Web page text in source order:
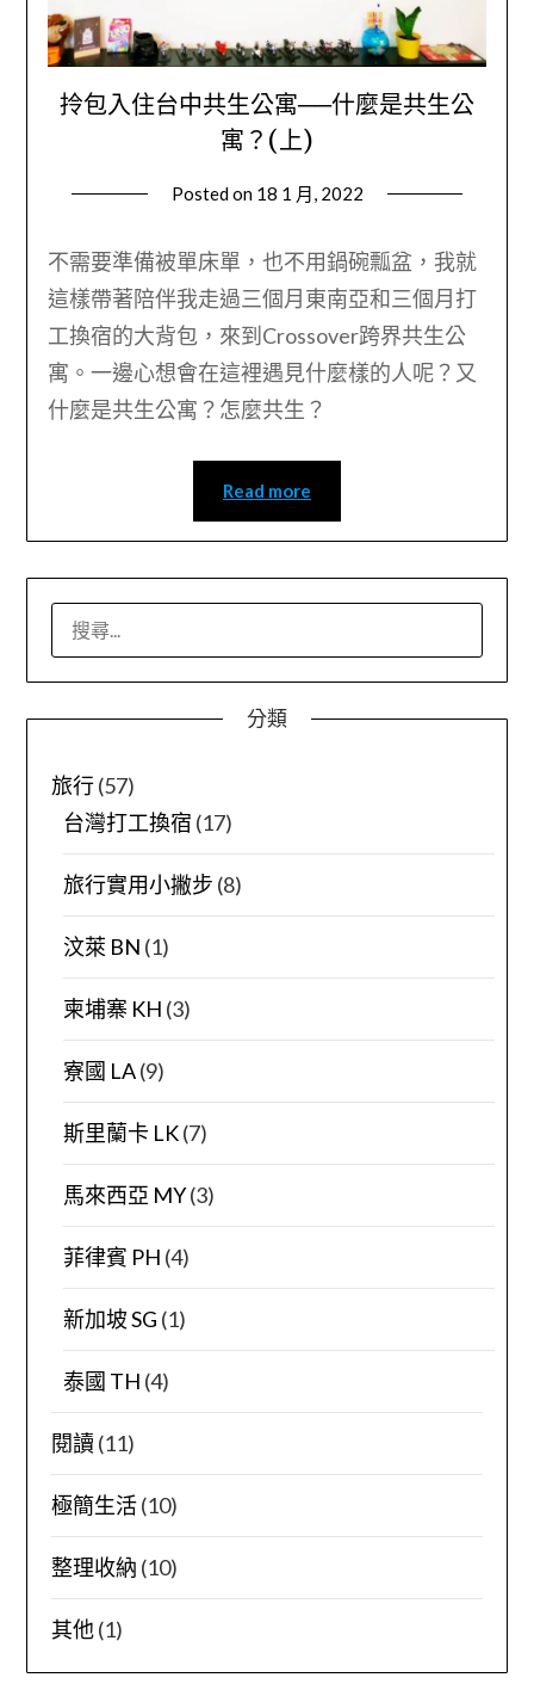
拎包入住台中共生公寓──什麼是共生公
寓？(上)
Posted on 18 1 月, 2022
不需要準備被單床單，也不用鍋碗瓢盆，我就
這樣帶著陪伴我走過三個月東南亞和三個月打
工換宿的大背包，來到Crossover跨界共生公
寓。一邊心想會在這裡遇見什麼樣的人呢？又
什麼是共生公寓？怎麼共生？
Read more
分類
旅行(57)
台灣打工換宿 (17)
旅行實用小撇步 (8)
汶萊 BN (1)
柬埔寨 KH (3)
寮國 LA(9)
斯里蘭卡 LK(7)
馬來西亞 MY(3)
菲律賓 PH (4)
新加坡 SG (1)
泰國 TH (4)
閱讀 (11)
極簡生活(10)
整理收納 (10)
其他(1)